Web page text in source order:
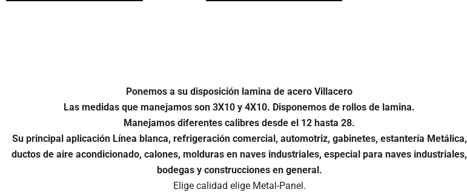
Ponemos a su disposición lamina de acero Villacero
Las medidas que manejamos son 3X10 y 4X10. Disponemos de rollos de lamina.
Manejamos diferentes calibres desde el 12 hasta 28.
Su principal aplicación Línea blanca, refrigeración comercial, automotriz, gabinetes, estantería Metálica,
ductos de aire acondicionado, calones, molduras en naves industriales, especial para naves industriales,
bodegas y construcciones en general.
Elige calidad elige Metal-Panel.